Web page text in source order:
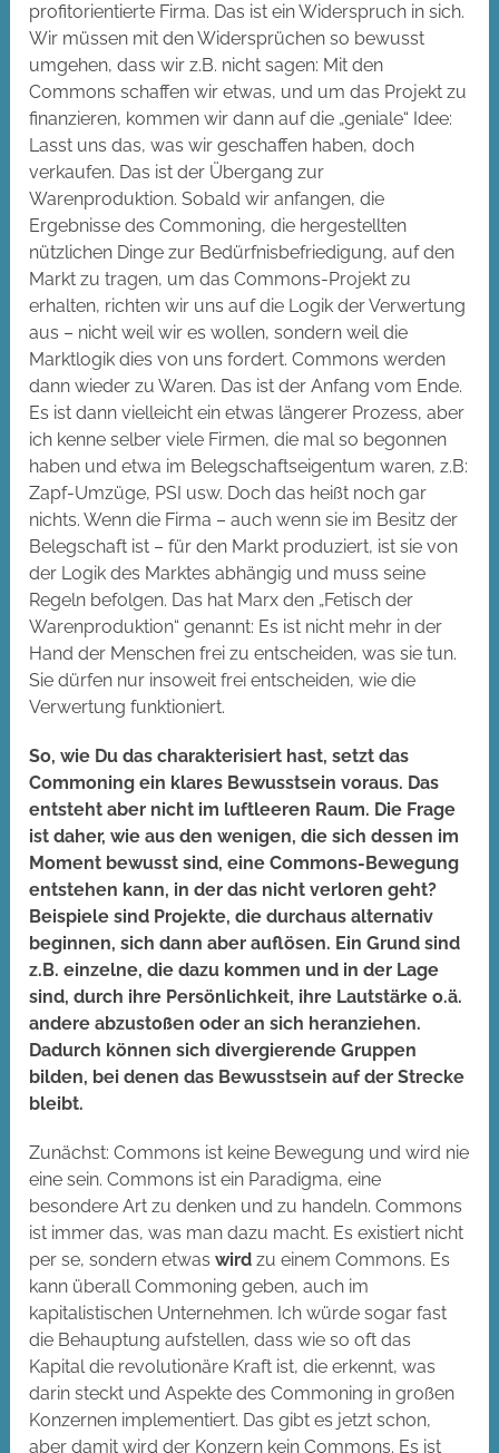
profitorientierte Firma. Das ist ein Widerspruch in sich.
Wir müssen mit den Widersprüchen so bewusst
umgehen, dass wir z.B. nicht sagen: Mit den
Commons schaffen wir etwas, und um das Projekt zu
finanzieren, kommen wir dann auf die „geniale“ Idee:
Lasst uns das, was wir geschaffen haben, doch
verkaufen. Das ist der Übergang zur
Warenproduktion. Sobald wir anfangen, die
Ergebnisse des Commoning, die hergestellten
nützlichen Dinge zur Bedürfnisbefriedigung, auf den
Markt zu tragen, um das Commons-Projekt zu
erhalten, richten wir uns auf die Logik der Verwertung
aus – nicht weil wir es wollen, sondern weil die
Marktlogik dies von uns fordert. Commons werden
dann wieder zu Waren. Das ist der Anfang vom Ende.
Es ist dann vielleicht ein etwas längerer Prozess, aber
ich kenne selber viele Firmen, die mal so begonnen
haben und etwa im Belegschaftseigentum waren, z.B:
Zapf-Umzüge, PSI usw. Doch das heißt noch gar
nichts. Wenn die Firma – auch wenn sie im Besitz der
Belegschaft ist – für den Markt produziert, ist sie von
der Logik des Marktes abhängig und muss seine
Regeln befolgen. Das hat Marx den „Fetisch der
Warenproduktion“ genannt: Es ist nicht mehr in der
Hand der Menschen frei zu entscheiden, was sie tun.
Sie dürfen nur insoweit frei entscheiden, wie die
Verwertung funktioniert.
So, wie Du das charakterisiert hast, setzt das
Commoning ein klares Bewusstsein voraus. Das
entsteht aber nicht im luftleeren Raum. Die Frage
ist daher, wie aus den wenigen, die sich dessen im
Moment bewusst sind, eine Commons-Bewegung
entstehen kann, in der das nicht verloren geht?
Beispiele sind Projekte, die durchaus alternativ
beginnen, sich dann aber auflösen. Ein Grund sind
z.B. einzelne, die dazu kommen und in der Lage
sind, durch ihre Persönlichkeit, ihre Lautstärke o.ä.
andere abzustoßen oder an sich heranziehen.
Dadurch können sich divergierende Gruppen
bilden, bei denen das Bewusstsein auf der Strecke
bleibt.
Zunächst: Commons ist keine Bewegung und wird nie
eine sein. Commons ist ein Paradigma, eine
besondere Art zu denken und zu handeln. Commons
ist immer das, was man dazu macht. Es existiert nicht
per se, sondern etwaswird zu einem Commons. Es
kann überall Commoning geben, auch im
kapitalistischen Unternehmen. Ich würde sogar fast
die Behauptung aufstellen, dass wie so oft das
Kapital die revolutionäre Kraft ist, die erkennt, was
darin steckt und Aspekte des Commoning in großen
Konzernen implementiert. Das gibt es jetzt schon,
aber damit wird der Konzern kein Commons. Es ist